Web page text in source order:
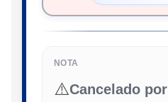
NOTA
⚠️Cancelado